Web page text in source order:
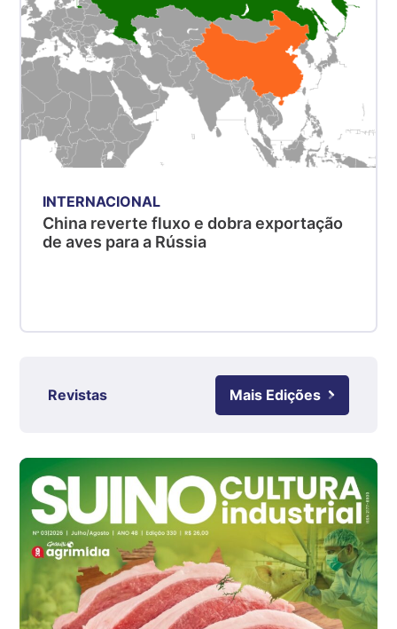
kg
Suíno - Estadual
MG
R$ 5,05
kg
Suíno - Estadual
R$ 4,53
kg
Suíno - Estadual
SC
RS
cx
Ovo Branco - Regional
Branco
R$ 145,34
cx
Ovo Vermelho - Regional
Grande São Paulo (SP)
INTERNACIONAL
China reverte fluxo e dobra exportação
de aves para a Rússia
Revistas Mais Edições